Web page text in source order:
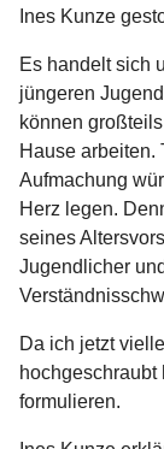
Ines Kunze
Es handelt sich
jüngeren
können
Hause arbeiten.
Aufmachung
Herz legen.
seines
Jugendlicher
Da ich jetzt
formulieren.